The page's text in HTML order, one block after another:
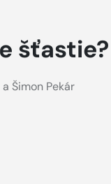
šťastie?
Šimon Pekár